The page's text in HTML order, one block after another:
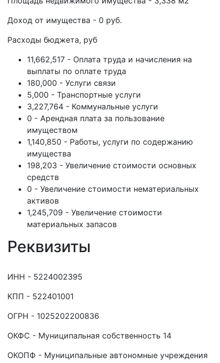
Доход от имущества - 0 руб.
Расходы бюджета, руб
11,662,517 - Оплата труда и начисления на
выплаты по оплате труда
180,000 - Услуги связи
5,000 - Транспортные услуги
3,227,764 - Коммунальные услуги
0 - Арендная плата за пользование
имуществом
1,140,850 - Работы, услуги по содержанию
имущества
198,203 - Увеличение стоимости основных
средств
0 - Увеличение стоимости нематериальных
активов
1,245,709 - Увеличение стоимости
материальных запасов
Реквизиты
ИНН - 5224002395
КПП - 522401001
ОГРН - 1025202200836
ОКФС - Муниципальная собственность 14
ОКОПФ - Муниципальные автономные учреждения